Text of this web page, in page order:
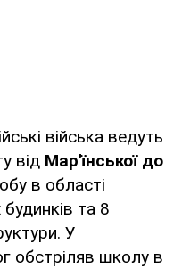
війська ведуть
від Мар'їнської до
в області
та 8
У
обстріляв школу в